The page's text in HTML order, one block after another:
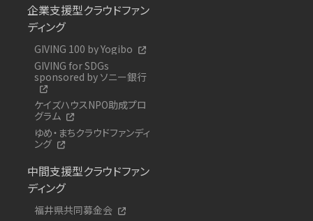
企業支援型クラウドファン
ディング
GIVING 100 by Yogibo
GIVING for SDGs
sponsored by ソニー銀行
ケイズハウスNPO助成プロ
グラム
ゆめ・まちクラウドファンディ
ング
中間支援型クラウドファン
ディング
福井県共同募金会